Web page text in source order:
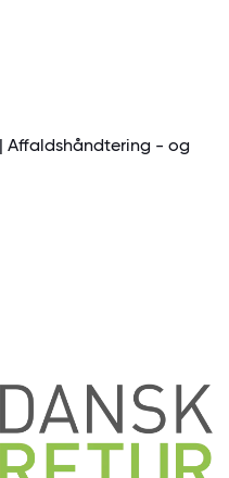
Affaldshåndtering - og